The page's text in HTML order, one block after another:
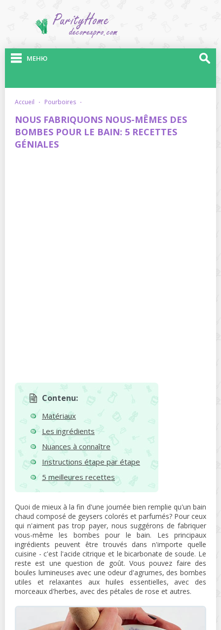
МЕНЮ
accueil · pourboires ·
NOUS FABRIQUONS NOUS-MÊMES DES
BOMBES POUR LE BAIN: 5 RECETTES
GÉNIALES
Contenu:
Matériaux
Les ingrédients
Nuances à connaître
Instructions étape par étape
5 meilleures recettes
Quoi de mieux à la fin d'une journée bien remplie qu'un bain
chaud composé de geysers colorés et parfumés? Pour ceux
qui n'aiment pas trop payer, nous suggérons de fabriquer
vous-même les bombes pour le bain. Les principaux
ingrédients peuvent être trouvés dans n'importe quelle
cuisine - c'est l'acide citrique et le bicarbonate de soude. Le
reste est une question de goût. Vous pouvez faire des
boules lumineuses avec une odeur d'agrumes, des bombes
utiles et relaxantes aux huiles essentielles, avec des
morceaux d'herbes, avec des pétales de rose et autres.